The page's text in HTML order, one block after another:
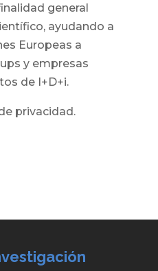
general
ayudando a
Europeas a
y empresas
de I+D+i.
privacidad.